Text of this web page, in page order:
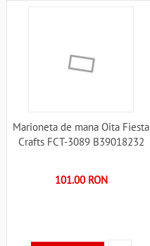
Marioneta de mana Oita Fiesta
Crafts FCT-3089 B39018232
101.00 RON